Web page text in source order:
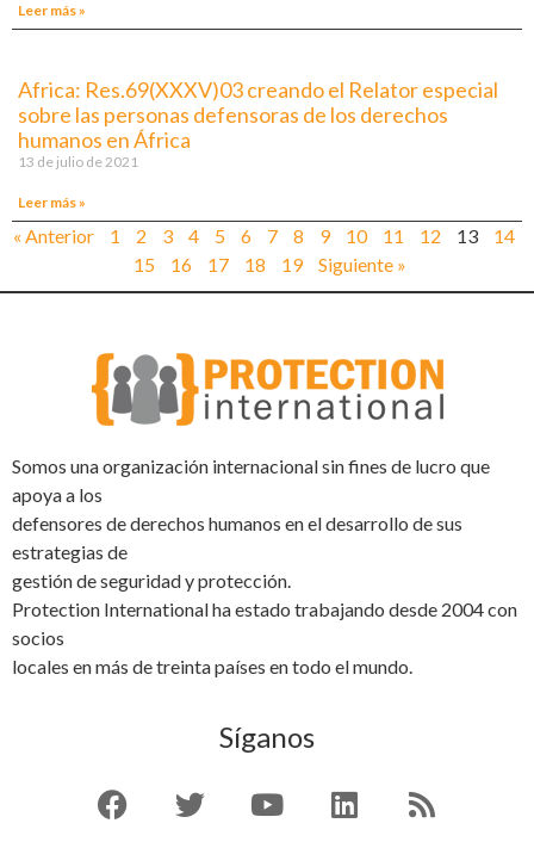
Leer más »
Africa: Res.69(XXXV)03 creando el Relator especial
sobre las personas defensoras de los derechos
humanos en África
13 de julio de 2021
Leer más »
« Anterior 1 2 3 4 5 6 7 8 9 10 11 12 13
14
15
16 17 18 19 Siguiente »
Somos una organización internacional sin fines de lucro que
apoya a los
defensores de derechos humanos en el desarrollo de sus
estrategias de
gestión de seguridad y protección.
Protection International ha estado trabajando desde 2004 con
socios
locales en más de treinta países en todo el mundo.
Síganos